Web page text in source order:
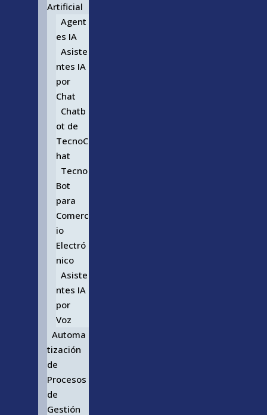
Artificial
Agent
es IA
Asiste
ntes IA
por
Chat
Chatb
ot de
TecnoC
hat
Tecno
Bot
para
Comerc
io
Electró
nico
Asiste
ntes IA
por
Voz
Automa
tización
de
Procesos
de
Gestión